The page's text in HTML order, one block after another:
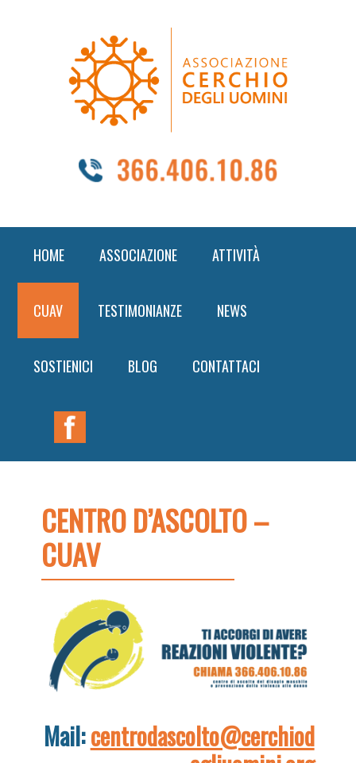
navigation
HOME ASSOCIAZIONE ATTIVITÀ
CUAV TESTIMONIANZE NEWS
SOSTIENICI BLOG CONTATTACI
Nav
Widget
CENTRO D’ASCOLTO –
CUAV
Mail:centrodascolto@cerchiod